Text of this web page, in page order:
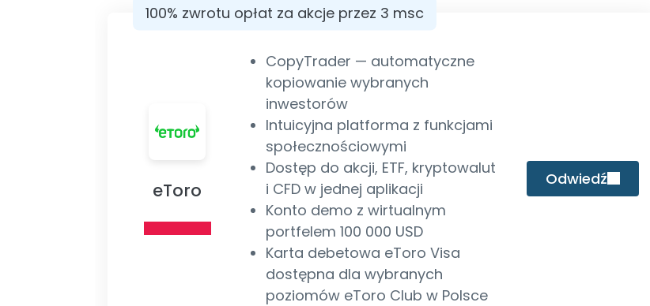
100% zwrotu opłat za akcje przez 3 msc
eToro
CopyTrader — automatyczne
kopiowanie wybranych
inwestorów
Intuicyjna platforma z funkcjami
społecznościowymi
Dostęp do akcji, ETF, kryptowalut
i CFD w jednej aplikacji
Konto demo z wirtualnym
portfelem 100 000 USD
Karta debetowa eToro Visa
dostępna dla wybranych
poziomów eToro Club w Polsce
Odwiedź